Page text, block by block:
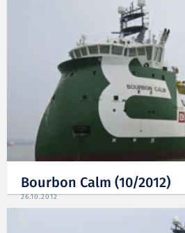
Bourbon Calm (10/2012)
26.10.2012